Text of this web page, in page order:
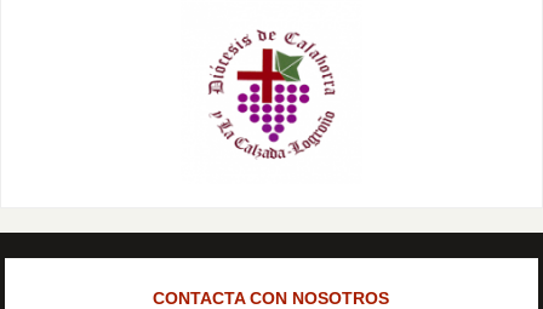
CONTACTA CON NOSOTROS